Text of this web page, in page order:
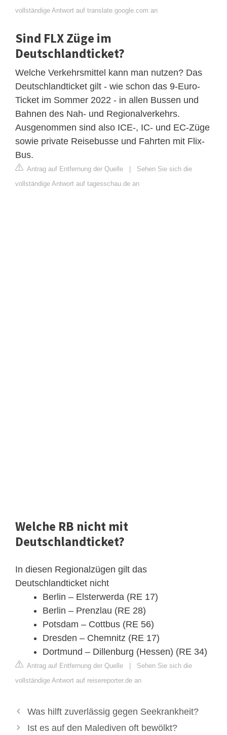
vollständige Antwort auf translate.google.com an
Sind FLX Züge im
Deutschlandticket?
Welche Verkehrsmittel kann man nutzen? Das
Deutschlandticket gilt - wie schon das 9-Euro-
Ticket im Sommer 2022 - in allen Bussen und
Bahnen des Nah- und Regionalverkehrs.
Ausgenommen sind also ICE-, IC- und EC-Züge
sowie private Reisebusse und Fahrten mit Flix-
Bus.
Antrag auf Entfernung der Quelle | Sehen Sie sich die
vollständige Antwort auf tagesschau.de an
Welche RB nicht mit
Deutschlandticket?
In diesen Regionalzügen gilt das
Deutschlandticket nicht
Berlin – Elsterwerda (RE 17)
Berlin – Prenzlau (RE 28)
Potsdam – Cottbus (RE 56)
Dresden – Chemnitz (RE 17)
Dortmund – Dillenburg (Hessen) (RE 34)
Antrag auf Entfernung der Quelle | Sehen Sie sich die
vollständige Antwort auf reisereporter.de an
Was hilft zuverlässig gegen Seekrankheit?
Ist es auf den Malediven oft bewölkt?